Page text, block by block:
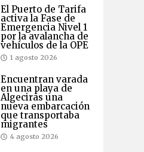
El Puerto de Tarifa
activa la Fase de
Emergencia Nivel 1
por la avalancha de
vehículos de la OPE
1 agosto 2026
Encuentran varada
en una playa de
Algeciras una
nueva embarcación
que transportaba
migrantes
4 agosto 2026